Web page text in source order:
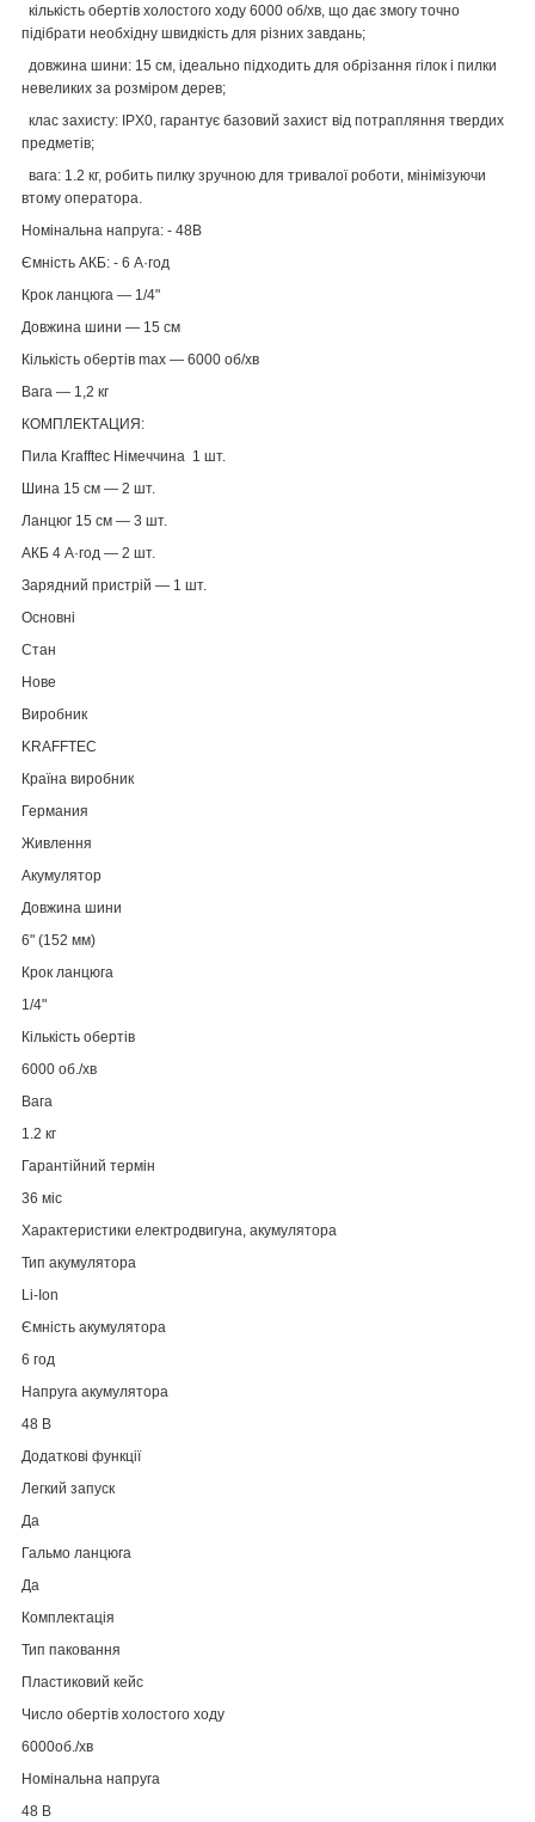
кількість обертів холостого ходу 6000 об/хв, що дає змогу точно
підібрати необхідну швидкість для різних завдань;
довжина шини: 15 см, ідеально підходить для обрізання гілок і пилки
невеликих за розміром дерев;
клас захисту: IPX0, гарантує базовий захист від потрапляння твердих
предметів;
вага: 1.2 кг, робить пилку зручною для тривалої роботи, мінімізуючи
втому оператора.
Номінальна напруга: - 48В
Ємність АКБ: - 6 А·год
Крок ланцюга — 1/4"
Довжина шини — 15 см
Кількість обертів max — 6000 об/хв
Вага — 1,2 кг
КОМПЛЕКТАЦИЯ:
Пила Krafftec Німеччина 1 шт.
Шина 15 см — 2 шт.
Ланцюг 15 см — 3 шт.
АКБ 4 А·год — 2 шт.
Зарядний пристрій — 1 шт.
Основні
Стан
Нове
Виробник
KRAFFTEC
Країна виробник
Германия
Живлення
Акумулятор
Довжина шини
6" (152 мм)
Крок ланцюга
1/4"
Кількість обертів
6000 об./хв
Вага
1.2 кг
Гарантійний термін
36 міс
Характеристики електродвигуна, акумулятора
Тип акумулятора
Li-Ion
Ємність акумулятора
6 год
Напруга акумулятора
48 В
Додаткові функції
Легкий запуск
Да
Гальмо ланцюга
Да
Комплектація
Тип паковання
Пластиковий кейс
Число обертів холостого ходу
6000об./хв
Номінальна напруга
48 В